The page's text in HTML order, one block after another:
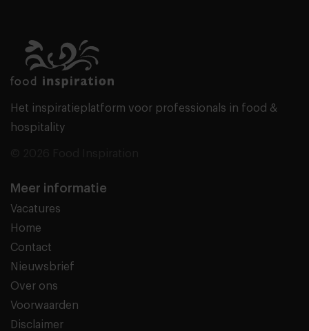
Het inspiratieplatform voor professionals in food &
hospitality
Meer informatie
Vacatures
Home
Contact
Nieuwsbrief
Over ons
Voorwaarden
Disclaimer